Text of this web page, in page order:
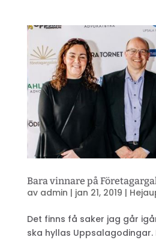
Bara vinnare på
av admin | jan 21, 2019 |
Det finns få saker jag går
ska hyllas Uppsalagodingar.